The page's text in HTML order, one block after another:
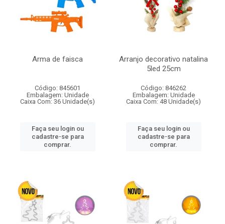
Arma de faisca
Código: 845601
Embalagem: Unidade
Caixa Com: 36 Unidade(s)
Faça seu login ou
cadastre-se para
comprar.
Arranjo decorativo natalina
5led 25cm
Código: 846262
Embalagem: Unidade
Caixa Com: 48 Unidade(s)
Faça seu login ou
cadastre-se para
comprar.